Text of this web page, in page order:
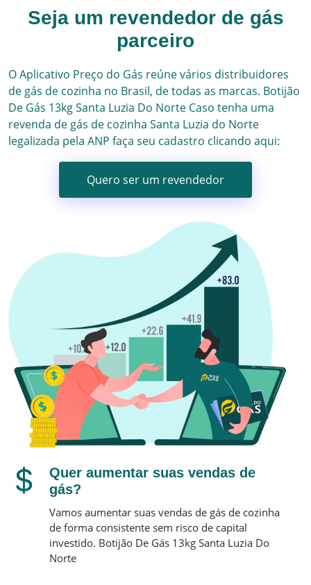
Seja um revendedor de gás
parceiro
O Aplicativo Preço do Gás reúne vários distribuidores
de gás de cozinha no Brasil, de todas as marcas. Botijão
De Gás 13kgSanta Luzia Do Norte Caso tenha uma
revenda de gás de cozinha Santa Luzia do Norte
legalizada pela ANP faça seu cadastro clicando aqui:
Quero ser um revendedor
Quer aumentar suas vendas de
gás?
Vamos aumentar suas vendas de gás de cozinha
de forma consistente sem risco de capital
investido. Botijão De Gás 13kg Santa Luzia Do
Norte